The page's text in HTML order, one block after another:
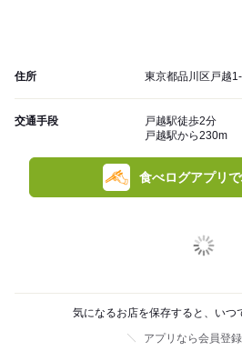
住所 東京都品川区戸越
交通手段
戸越駅徒歩2分
戸越駅から230m
食べログアプリ
気になるお店を保存すると、いつ
アプリなら会員登